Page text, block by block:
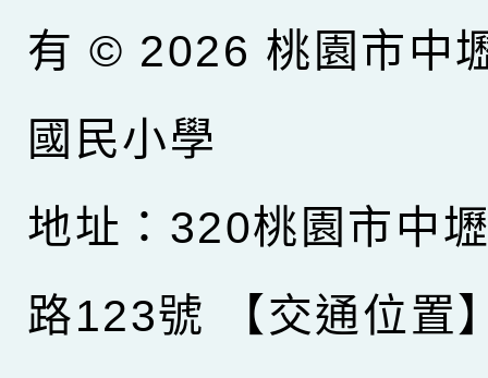
有 © 2026 桃園市中
國民小學
地址：320桃園市中
路123號
【交通位置